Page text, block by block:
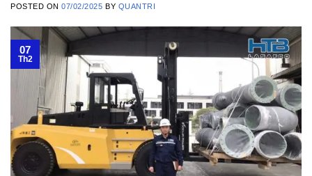
POSTED ON07/02/2025 BY QUANTRI
07
Th2